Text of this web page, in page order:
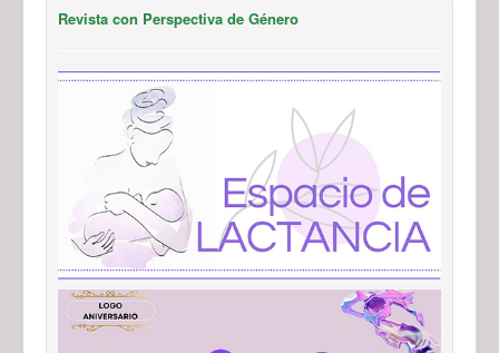
Revista con Perspectiva de Género